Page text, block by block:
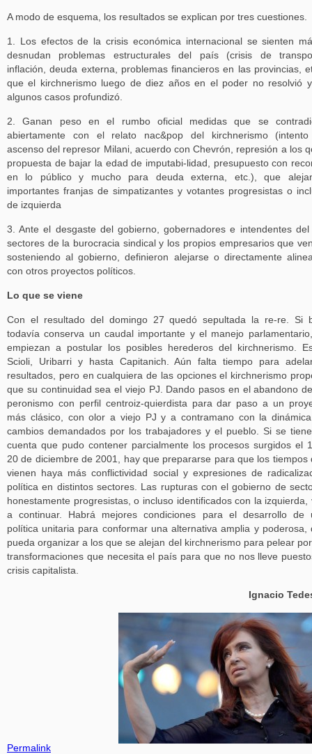
A modo de esquema, los resultados se explican por tres cuestiones.
1. Los efectos de la crisis económica internacional se sienten
desnudan problemas estructurales del país (crisis de
inflación, deuda externa, problemas financieros en las provincias,
que el kirchnerismo luego de diez años en el poder no resolvió
algunos casos profundizó.
2. Ganan peso en el rumbo oficial medidas que se
abiertamente con el relato nac&pop del kirchnerismo
ascenso del represor Milani, acuerdo con Chevrón, represión a los
propuesta de bajar la edad de imputabi-lidad, presupuesto con
en lo público y mucho para deuda externa, etc.), que
importantes franjas de simpatizantes y votantes progresistas o
de izquierda
3. Ante el desgaste del gobierno, gobernadores e intendentes del
sectores de la burocracia sindical y los propios empresarios que
sosteniendo al gobierno, definieron alejarse o directamente
con otros proyectos políticos.
Lo que se viene
Con el resultado del domingo 27 quedó sepultada la re-re. Si
todavía conserva un caudal importante y el manejo
empiezan a postular los posibles herederos del kirchnerismo.
Scioli, Uribarri y hasta Capitanich. Aún falta tiempo para
resultados, pero en cualquiera de las opciones el kirchnerismo
que su continuidad sea el viejo PJ. Dando pasos en el abandono
peronismo con perfil centroiz-quierdista para dar paso a un
más clásico, con olor a viejo PJ y a contramano con la
cambios demandados por los trabajadores y el pueblo. Si se
cuenta que pudo contener parcialmente los procesos surgidos el
20 de diciembre de 2001, hay que prepararse para que los tiempos
vienen haya más conflictividad social y expresiones de
política en distintos sectores. Las rupturas con el gobierno de
honestamente progresistas, o incluso identificados con la izquierda,
a continuar. Habrá mejores condiciones para el desarrollo de
política unitaria para conformar una alternativa amplia y poderosa,
pueda organizar a los que se alejan del kirchnerismo para pelear
transformaciones que necesita el país para que no nos lleve
crisis capitalista.
Ignacio
Permalink